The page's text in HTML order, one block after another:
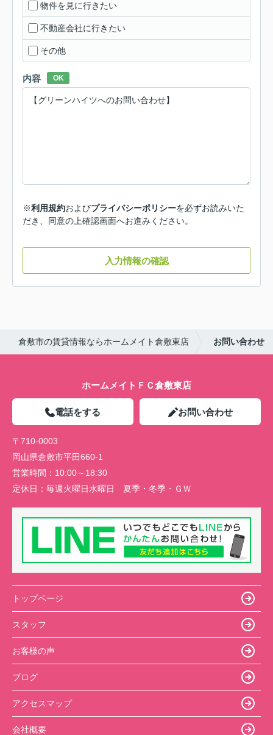
物件を見に行きたい
不動産会社に行きたい
その他
内容 OK
※利用規約およびプライバシーポリシーを必ずお読みいた
だき、同意の上確認画面へお進みください。
入力情報の確認
倉敷市の賃貸情報ならホームメイト倉敷東店 お問い合わせ
ホームメイトＦＣ倉敷東店
電話をする お問い合わせ
〒710-0003
岡山県倉敷市平田660-1
営業時間： 10:00～18:30
定休日： 毎週火曜日水曜日 夏季・冬季・ＧＷ
トップページ
スタッフ
お客様の声
ブログ
アクセスマップ
会社概要